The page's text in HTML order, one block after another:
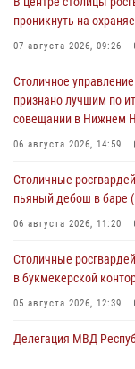
проникнуть на
07 августа 2026, 09:26
Столичное
признано лучшим по
совещании в Нижнем
06 августа 2026, 14:59
Столичные
пьяный дебош в баре
06 августа 2026, 11:20
Столичные
в букмекерской
05 августа 2026, 12:39
Делегация МВД